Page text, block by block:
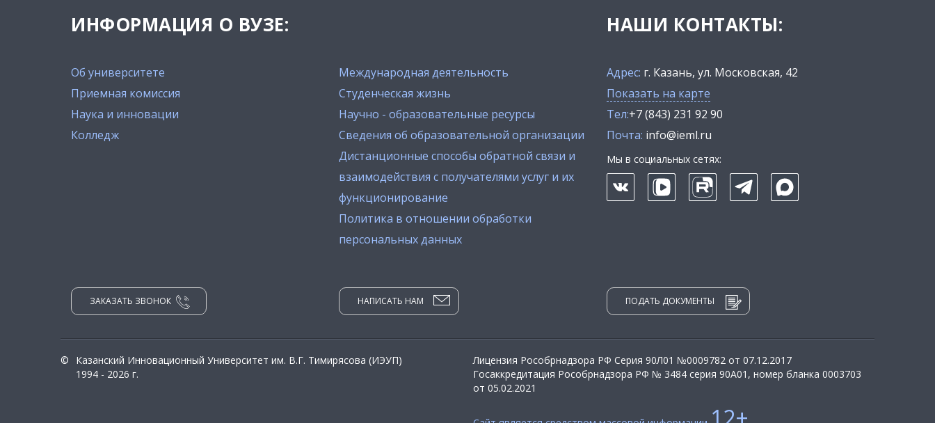
ИНФОРМАЦИЯ О ВУЗЕ:
Об университете
Приемная комиссия
Наука и инновации
Колледж
Международная деятельность
Студенческая жизнь
Научно - образовательные ресурсы
Сведения об образовательной организации
Дистанционные способы обратной связи и
взаимодействия с получателями услуг и их
функционирование
Политика в отношении обработки
персональных данных
НАШИ КОНТАКТЫ:
Адрес: г. Казань, ул. Московская, 42
Показать на карте
Тел:+7 (843) 231 92 90
Почта: info@ieml.ru
Мы в социальных сетях:
ЗАКАЗАТЬ ЗВОНОК НАПИСАТЬ НАМ ПОДАТЬ ДОКУМЕНТЫ
©
Казанский Инновационный Университет им. В.Г. Тимирясова (ИЭУП)
1994 - 2026 г.
Лицензия Рособрнадзора РФ Серия 90Л01 №0009782 от 07.12.2017
Госаккредитация Рособрнадзора РФ № 3484 серия 90А01, номер бланка 0003703
от 05.02.2021